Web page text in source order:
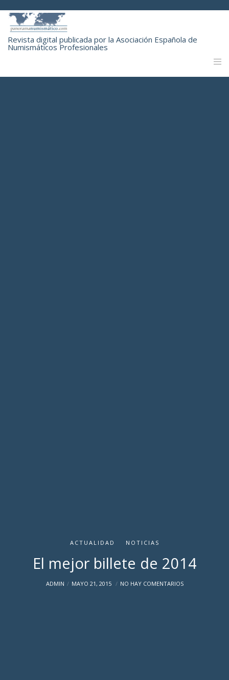
Revista digital publicada por la Asociación Española de
Numismáticos Profesionales
ACTUALIDAD NOTICIAS
El mejor billete de 2014
ADMIN MAYO 21, 2015 NO HAY COMENTARIOS